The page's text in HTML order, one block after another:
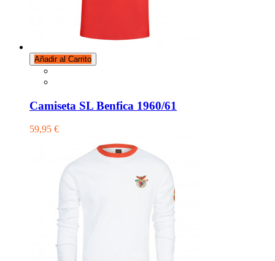
Añadir al Carrito
Camiseta SL Benfica 1960/61
59,95 €